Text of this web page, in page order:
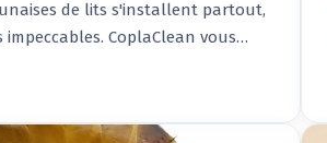
de lits s'installent partout,
CoplaClean vous…